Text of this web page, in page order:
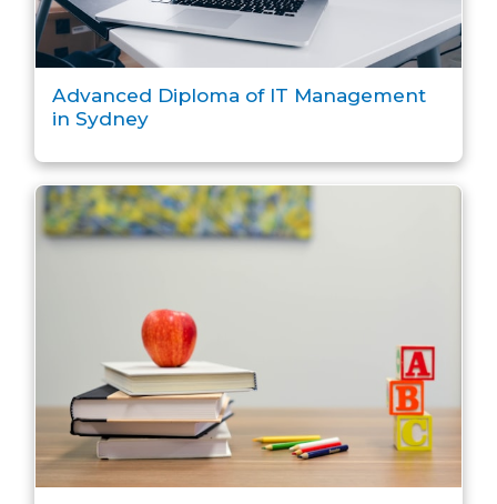
Advanced Diploma of IT Management
in Sydney